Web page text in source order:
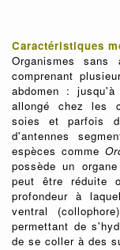
Caractéristiques
Organismes
comprenant
abdomen :
allongé chez les
soies et parfois
d'antennes
espèces comme
possède un
peut être réduite
profondeur à
ventral
permettant de
de se coller à des